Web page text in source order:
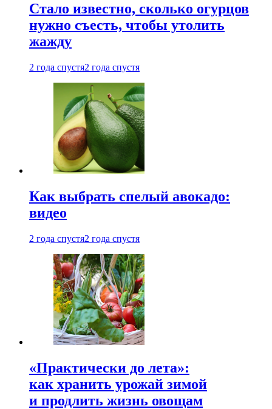
Стало известно, сколько огурцов
нужно съесть, чтобы утолить
жажду
2 года спустя2 года спустя
Как выбрать спелый авокадо:
видео
2 года спустя2 года спустя
«Практически до лета»:
как хранить урожай зимой
и продлить жизнь овощам